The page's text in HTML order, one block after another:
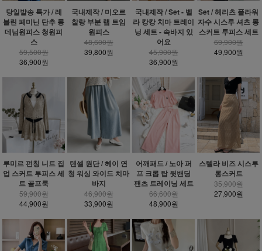
당일발송 특가 / 레
블린 페미닌 단추 롱
데님원피스 청원피
스
59,500원
36,900원
국내제작 / 미오르
찰랑 부분 랩 트임
원피스
48,600원
39,800원
국내제작 / Set - 벨
라 캉캉 치마 트레이
닝 세트 - 속바지 있
어요
45,900원
36,900원
Set / 헤리츠 플라워
자수 시스루 셔츠 롱
스커트 투피스 세트
69,900원
49,900원
루미르 펀칭 니트 집
업 스커트 투피스 세
트 골프룩
59,900원
44,900원
텐셀 원단 / 헤이 연
청 워싱 와이드 치마
바지
46,900원
33,900원
어깨패드 / 노아 퍼
프 크롭 탑 뒷밴딩
팬츠 트레이닝 세트
66,600원
48,900원
스텔라 비즈 시스루
롱스커트
35,900원
27,900원